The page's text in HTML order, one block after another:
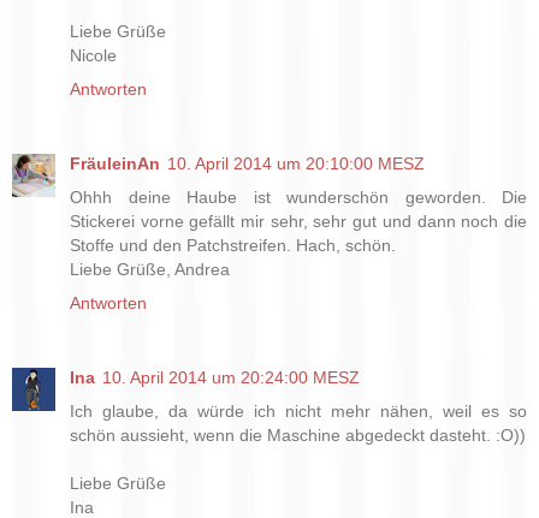
Liebe Grüße
Nicole
Antworten
FräuleinAn 10. April 2014 um 20:10:00 MESZ
Ohhh deine Haube ist wunderschön geworden. Die
Stickerei vorne gefällt mir sehr, sehr gut und dann noch die
Stoffe und den Patchstreifen. Hach, schön.
Liebe Grüße, Andrea
Antworten
Ina 10. April 2014 um 20:24:00 MESZ
Ich glaube, da würde ich nicht mehr nähen, weil es so
schön aussieht, wenn die Maschine abgedeckt dasteht. :O))
Liebe Grüße
Ina